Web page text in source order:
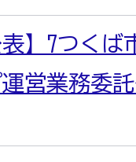
表】7つく
営業務委